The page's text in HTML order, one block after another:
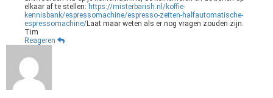
elkaar af te stellen: https://misterbarish.nl/koffie-
kennisbank/espressomachine/espresso-zetten-halfautomatische-
espressomachine/Laat maar weten als er nog vragen zouden zijn.
Tim
Reageren